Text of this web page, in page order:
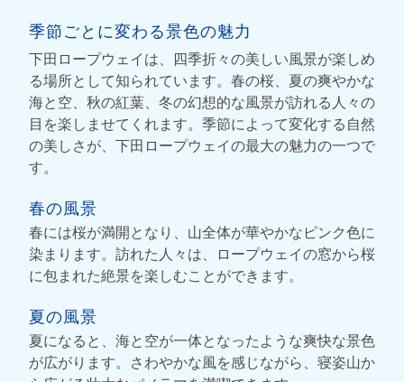
季節ごとに変わる景色の魅力
下田ロープウェイは、四季折々の美しい風景が楽しめ
る場所として知られています。春の桜、夏の爽やかな
海と空、秋の紅葉、冬の幻想的な風景が訪れる人々の
目を楽しませてくれます。季節によって変化する自然
の美しさが、下田ロープウェイの最大の魅力の一つで
す。
春の風景
春には桜が満開となり、山全体が華やかなピンク色に
染まります。訪れた人々は、ロープウェイの窓から桜
に包まれた絶景を楽しむことができます。
夏の風景
夏になると、海と空が一体となったような爽快な景色
が広がります。さわやかな風を感じながら、寝姿山か